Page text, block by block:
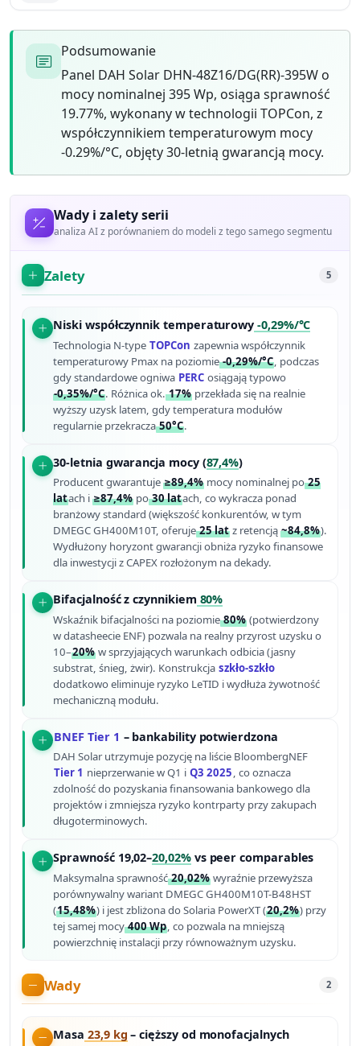
Podsumowanie
Panel DAH Solar DHN-48Z16/DG(RR)-395W o
mocy nominalnej 395 Wp, osiąga sprawność
19.77%, wykonany w technologii TOPCon, z
współczynnikiem temperaturowym mocy
-0.29%/°C, objęty 30-letnią gwarancją mocy.
Wady i zalety serii
analiza AI z porównaniem do modeli z tego samego segmentu
Zalety 5
Niski współczynnik temperaturowy -0,29%/°C
Technologia N-type TOPCon zapewnia współczynnik
temperaturowy Pmax na poziomie-0,29%/°C, podczas
gdy standardowe ogniwa PERC osiągają typowo
-0,35%/°C. Różnica ok.17% przekłada się na realnie
wyższy uzysk latem, gdy temperatura modułów
regularnie przekracza50°C.
30-letnia gwarancja mocy (87,4%)
Producent gwarantuje≥89,4% mocy nominalnej po25
latach i≥87,4% po30 latach, co wykracza ponad
branżowy standard (większość konkurentów, w tym
DMEGC GH400M10T, oferuje25 lat z retencją~84,8%).
Wydłużony horyzont gwarancji obniża ryzyko finansowe
dla inwestycji z CAPEX rozłożonym na dekady.
Bifacjalność z czynnikiem 80%
Wskaźnik bifacjalności na poziomie80% (potwierdzony
w datasheecie ENF) pozwala na realny przyrost uzysku o
10–20% w sprzyjających warunkach odbicia (jasny
substrat, śnieg, żwir). Konstrukcja szkło-szkło
dodatkowo eliminuje ryzyko LeTID i wydłuża żywotność
mechaniczną modułu.
BNEF Tier 1 – bankability potwierdzona
DAH Solar utrzymuje pozycję na liście BloombergNEF
Tier 1 nieprzerwanie w Q1 i Q3 2025, co oznacza
zdolność do pozyskania finansowania bankowego dla
projektów i zmniejsza ryzyko kontrparty przy zakupach
długoterminowych.
Sprawność 19,02–20,02%vs peer comparables
Maksymalna sprawność20,02% wyraźnie przewyższa
porównywalny wariant DMEGC GH400M10T-B48HST
(15,48%) i jest zbliżona do Solaria PowerXT (20,2%) przy
tej samej mocy400 Wp, co pozwala na mniejszą
powierzchnię instalacji przy równoważnym uzysku.
Wady 2
Masa 23,9 kg – cięższy od monofacjalnych